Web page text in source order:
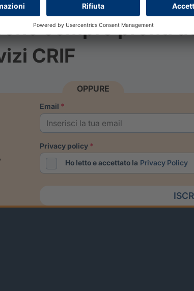
sempre pronti
CRIF
OPPURE
email
privacy policy
Ho letto e accettato la Privacy Policy